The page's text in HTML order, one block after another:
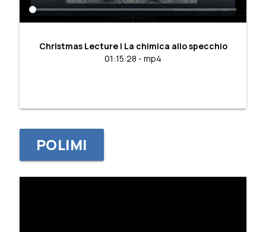
Christmas Lecture | La chimica allo specchio
01:15:28 - mp4
POLIMI